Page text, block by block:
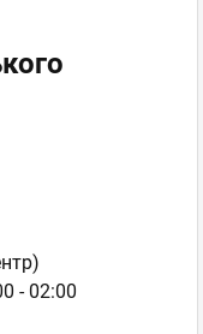
- 02:00